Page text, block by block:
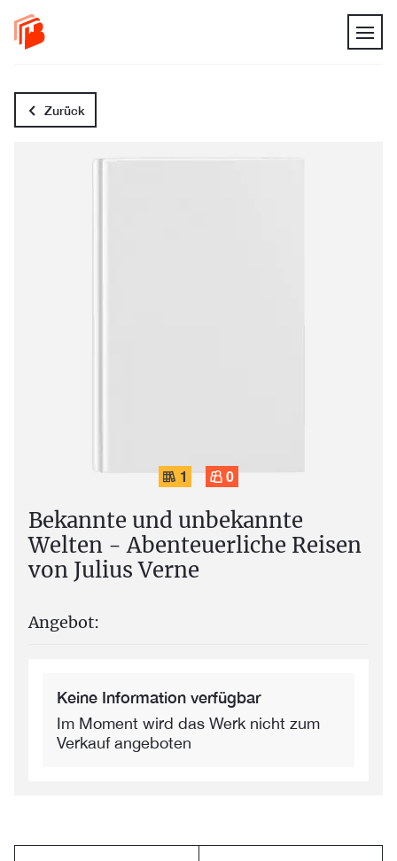
Zurück
1 0
Bekannte und unbekannte
Welten - Abenteuerliche Reisen
von Julius Verne
Angebot:
Keine Information verfügbar
Im Moment wird das Werk nicht zum
Verkauf angeboten